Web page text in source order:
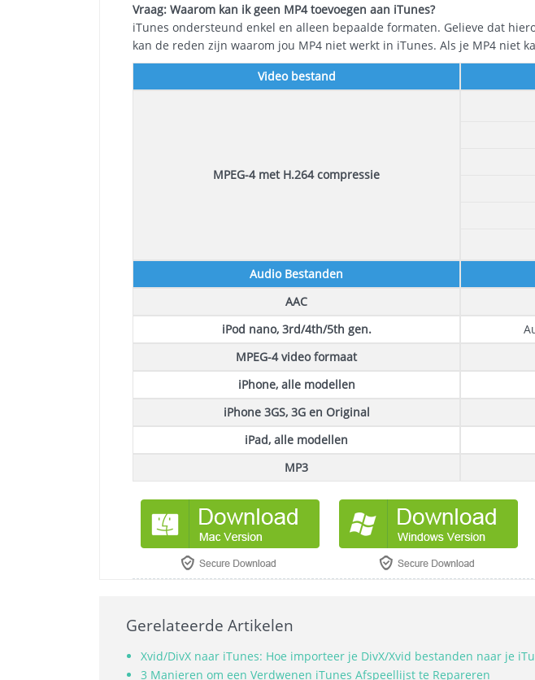
Vraag: Waarom kan ik geen MP4 toevoegen aan iTunes?
iTunes ondersteund enkel en alleen bepaalde formaten. Gelieve dat
kan de reden zijn waarom jou MP4 niet werkt in iTunes. Als je MP4 niet
Video bestand
MPEG-4 met H.264 compressie
Audio Bestanden
AAC
iPod nano, 3rd/4th/5th gen.
MPEG-4 video formaat
iPhone, alle modellen
iPhone 3GS, 3G en Original
iPad, alle modellen
MP3
Gerelateerde Artikelen
Xvid/DivX naar iTunes: Hoe importeer je DivX/Xvid bestanden naar je
3 Manieren om een Verdwenen iTunes Afspeellijst te Repareren